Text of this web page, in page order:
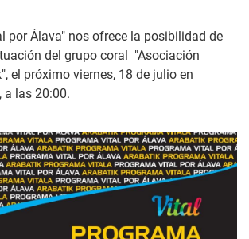
por Álava" nos ofrece la posibilidad de
del grupo coral "Asociación
el próximo viernes, 18 de julio en
a las 20:00.